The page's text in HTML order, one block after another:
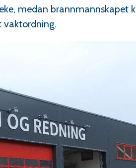
medan brannmannskapet
vaktordning.